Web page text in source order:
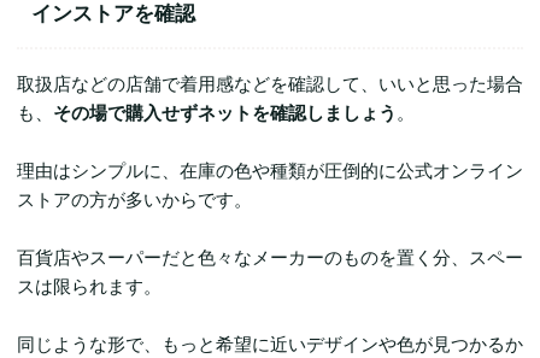
インストアを確認
取扱店などの店舗で着用感などを確認して、いいと思った場合
も、 その場で購入せずネットを確認しましょう 。
理由はシンプルに、在庫の色や種類が圧倒的に公式オンライン
ストアの方が多いからです。
百貨店やスーパーだと色々なメーカーのものを置く分、スペー
スは限られます。
同じような形で、もっと希望に近いデザインや色が見つかるか